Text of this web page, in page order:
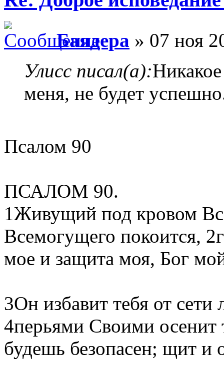
Баядера » 07 ноя
Улисс писал(а):
меня, не будет
Псалом 90
ПСАЛОМ 90.
1Живущий под кровом
Всемогущего покоится,
мое и защита моя, Бог
3Он избавит тебя от сети
4перьями Своими осенит
будешь безопасен; щит и